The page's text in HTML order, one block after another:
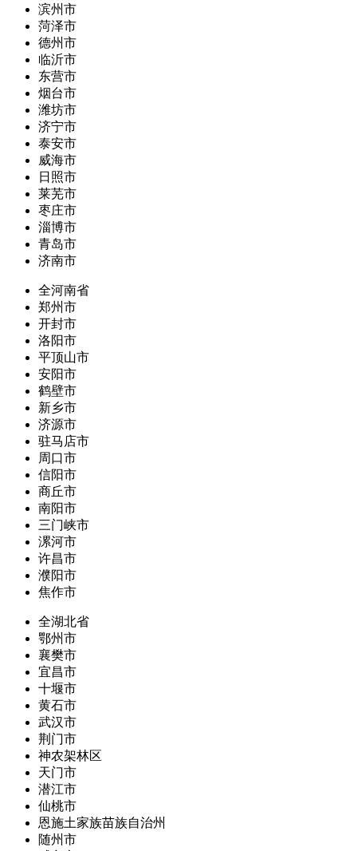
滨州市
菏泽市
德州市
临沂市
东营市
烟台市
潍坊市
济宁市
泰安市
威海市
日照市
莱芜市
枣庄市
淄博市
青岛市
济南市
全河南省
郑州市
开封市
洛阳市
平顶山市
安阳市
鹤壁市
新乡市
济源市
驻马店市
周口市
信阳市
商丘市
南阳市
三门峡市
漯河市
许昌市
濮阳市
焦作市
全湖北省
鄂州市
襄樊市
宜昌市
十堰市
黄石市
武汉市
荆门市
神农架林区
天门市
潜江市
仙桃市
恩施土家族苗族自治州
随州市